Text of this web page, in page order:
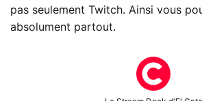
pas seulement Twitch. Ainsi vous
absolument partout.